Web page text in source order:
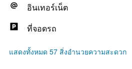
อินเทอร์เน็ต
ที่จอดรถ
แสดงทั้งหมด 57 สิ่งอำนวยความสะดวก